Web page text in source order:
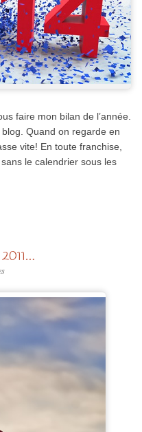
faire mon bilan de l’année.
Quand on regarde en
vite! En toute franchise,
le calendrier sous les